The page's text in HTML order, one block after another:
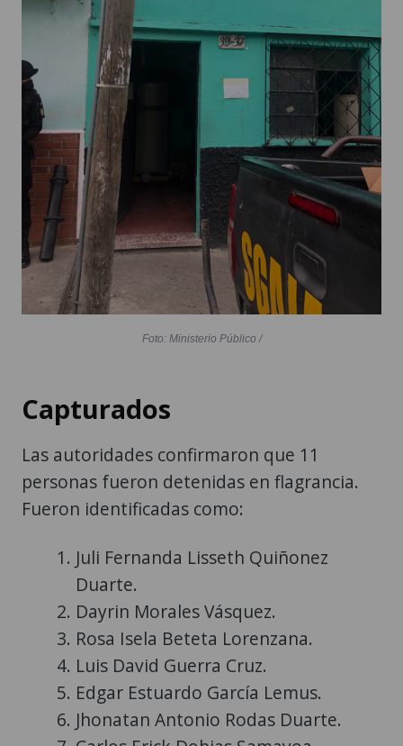
Foto: Ministerio Público /
Capturados
Las autoridades confirmaron que 11
personas fueron detenidas en flagrancia.
Fueron identificadas como:
Juli Fernanda Lisseth Quiñonez
Duarte.
Dayrin Morales Vásquez.
Rosa Isela Beteta Lorenzana.
Luis David Guerra Cruz.
Edgar Estuardo García Lemus.
Jhonatan Antonio Rodas Duarte.